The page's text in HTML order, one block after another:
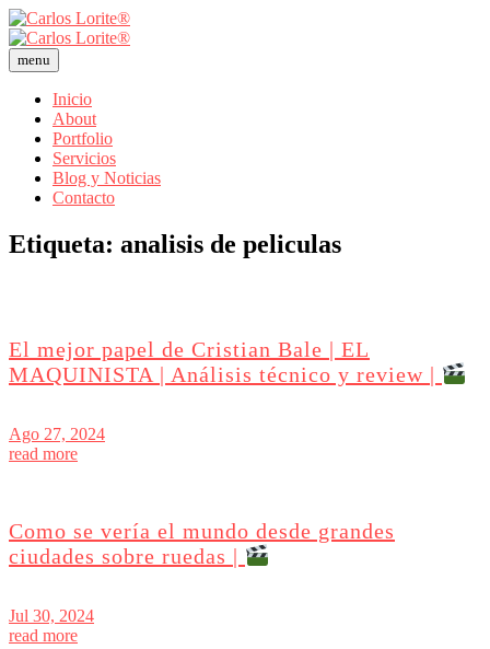
menu
Inicio
About
Portfolio
Servicios
Blog y Noticias
Contacto
Etiqueta: analisis de peliculas
El mejor papel de Cristian Bale | EL
MAQUINISTA | Análisis técnico y review |
Ago 27, 2024
read more
Como se vería el mundo desde grandes
ciudades sobre ruedas |
Jul 30, 2024
read more